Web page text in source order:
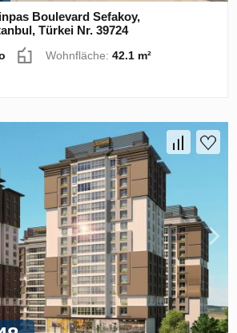
Boulevard Sefakoy,
Türkei Nr. 39724
Wohnfläche:42.1 m²